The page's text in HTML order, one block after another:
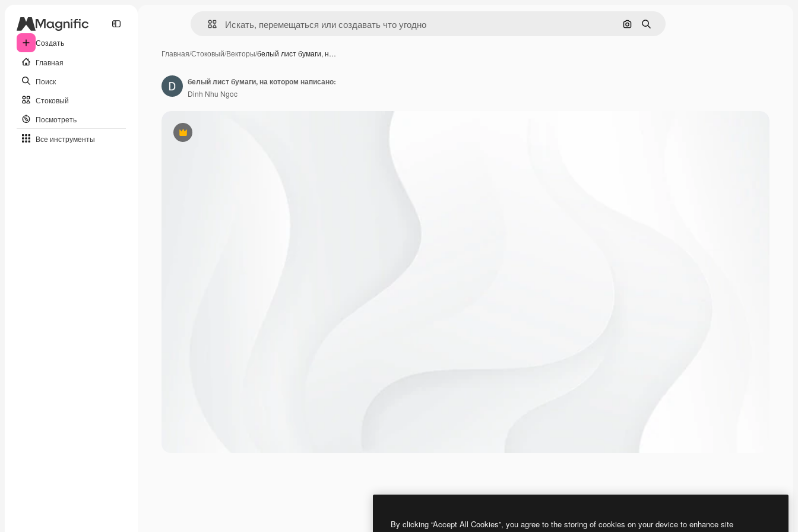
Создать
Главная
Поиск
Стоковый
Посмотреть
Все инструменты
Поиск по изображению
Поиск
Главная/Стоковый/Векторы/белый лист бумаги, н…
Премиум
белый лист бумаги, на котором написано:
Dinh Nhu Ngoc
By clicking “Accept All Cookies”, you agree to the storing of cookies on your device to enhance site